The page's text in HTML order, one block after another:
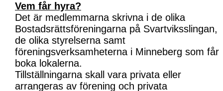
Vem får hyra?
Det är medlemmarna skrivna i de olika
Bostadsrättsföreningarna på Svartviksslingan,
de olika styrelserna samt
föreningsverksamheterna i Minneberg som får
boka lokalerna.
Tillställningarna skall vara privata eller
arrangeras av förening och privata